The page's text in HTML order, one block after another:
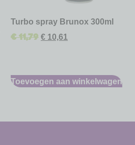
Turbo spray Brunox 300ml
€11,79 € 10,61
Toevoegen aan winkelwagen